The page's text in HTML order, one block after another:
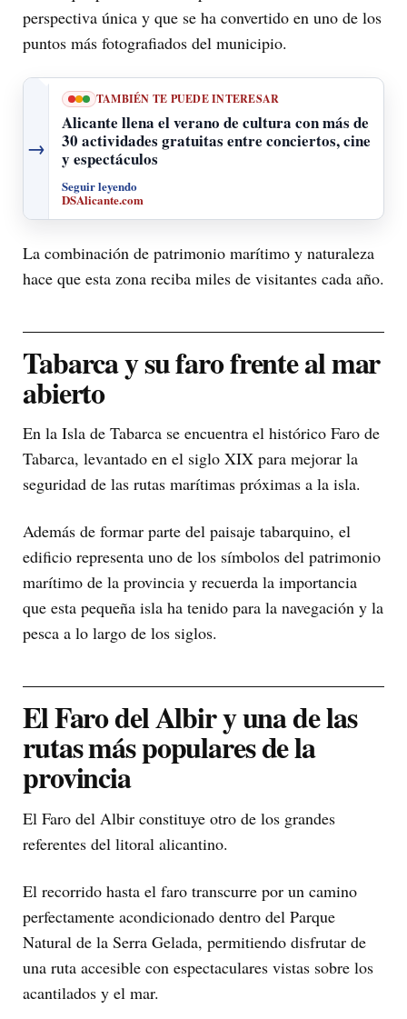
perspectiva única y que se ha convertido en uno de los
puntos más fotografiados del municipio.
→
TAMBIÉN TE PUEDE INTERESAR
Alicante llena el verano de cultura con más de
30 actividades gratuitas entre conciertos, cine
y espectáculos
Seguir leyendo
DSAlicante.com
La combinación de patrimonio marítimo y naturaleza
hace que esta zona reciba miles de visitantes cada año.
Tabarca y su faro frente al mar
abierto
En la Isla de Tabarca se encuentra el histórico Faro de
Tabarca, levantado en el siglo XIX para mejorar la
seguridad de las rutas marítimas próximas a la isla.
Además de formar parte del paisaje tabarquino, el
edificio representa uno de los símbolos del patrimonio
marítimo de la provincia y recuerda la importancia
que esta pequeña isla ha tenido para la navegación y la
pesca a lo largo de los siglos.
El Faro del Albir y una de las
rutas más populares de la
provincia
El Faro del Albir constituye otro de los grandes
referentes del litoral alicantino.
El recorrido hasta el faro transcurre por un camino
perfectamente acondicionado dentro del Parque
Natural de la Serra Gelada, permitiendo disfrutar de
una ruta accesible con espectaculares vistas sobre los
acantilados y el mar.